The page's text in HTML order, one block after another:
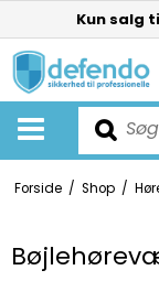
Kun salg
Forside / Shop /